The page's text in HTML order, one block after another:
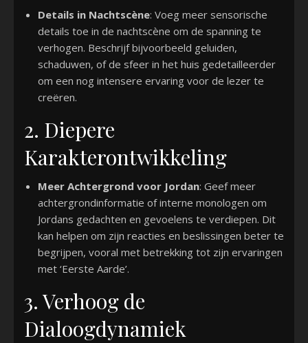
Details in Nachtscène: Voeg meer sensorische
details toe in de nachtscène om de spanning te
verhogen. Beschrijf bijvoorbeeld geluiden,
schaduwen, of de sfeer in het huis gedetailleerder
om een nog intensere ervaring voor de lezer te
creëren.
2. Diepere
Karakterontwikkeling
Meer Achtergrond voor Jordan: Geef meer
achtergrondinformatie of interne monologen om
Jordans gedachten en gevoelens te verdiepen. Dit
kan helpen om zijn reacties en beslissingen beter te
begrijpen, vooral met betrekking tot zijn ervaringen
met ‘Eerste Aarde’.
3. Verhoog de
Dialoogdynamiek